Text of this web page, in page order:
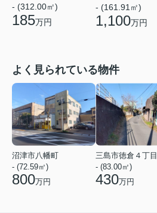
- (312.00㎡)
185万円
- (161.91㎡)
1,100万円
よく見られている物件
沼津市八幡町
- (72.59㎡)
800万円
三島市徳倉４丁目
- (83.00㎡)
430万円